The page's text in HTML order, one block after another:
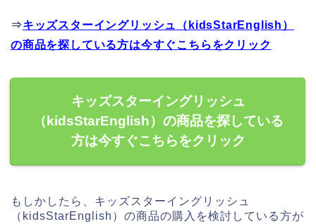
⇒キッズスターイングリッシュ（kidsStarEnglish）
の商品を探している方は今すぐこちらをクリック
キッズスターイングリッシュ
（kidsStarEnglish）の商品を探している
方は今すぐこちらをクリック
もしかしたら、キッズスターイングリッシュ
（kidsStarEnglish）の商品の購入を検討している方が